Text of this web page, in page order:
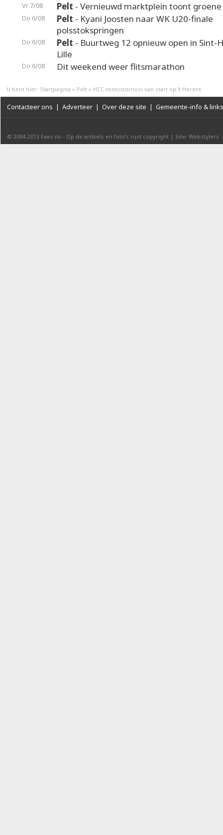
Vr 7/08 Pelt - Vernieuwd marktplein toont
Do 6/08 Pelt - Kyani Joosten naar WK U20-finale
polsstokspringen
Do 6/08 Pelt - Buurtweg 12 opnieuw open in Sint-
Lille
Do 6/08 Dit weekend weer flitsmarathon
U bent hier: Startpagina » Pelt » HCC-tennistornooi van start op 't Herent
Contacteer ons | Adverteer | Over deze site | Gemeente-info & links
© 2004-2013 Faes nv - Op de artikels en foto’s rust copyright | Site: Webstylers